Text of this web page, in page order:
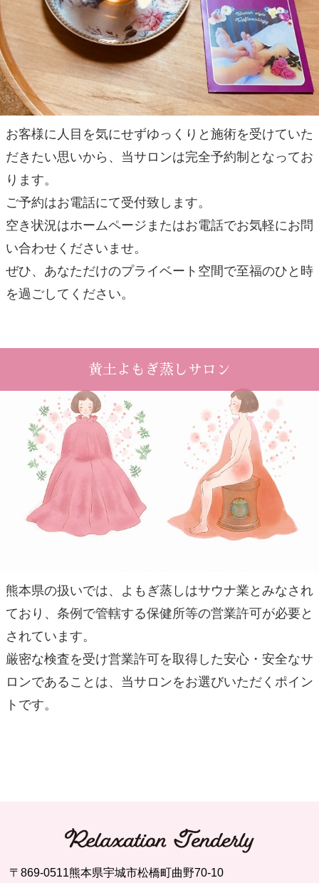
お客様に人目を気にせずゆっくりと施術を受けていた
だきたい思いから、当サロンは完全予約制となってお
ります。
ご予約はお電話にて受付致します。
空き状況はホームページまたはお電話でお気軽にお問
い合わせくださいませ。
ぜひ、あなただけのプライベート空間で至福のひと時
を過ごしてください。
黄土よもぎ蒸しサロン
熊本県の扱いでは、よもぎ蒸しはサウナ業とみなされ
ており、条例で管轄する保健所等の営業許可が必要と
されています。
厳密な検査を受け営業許可を取得した安心・安全なサ
ロンであることは、当サロンをお選びいただくポイン
トです。
〒869-0511熊本県宇城市松橋町曲野70-10